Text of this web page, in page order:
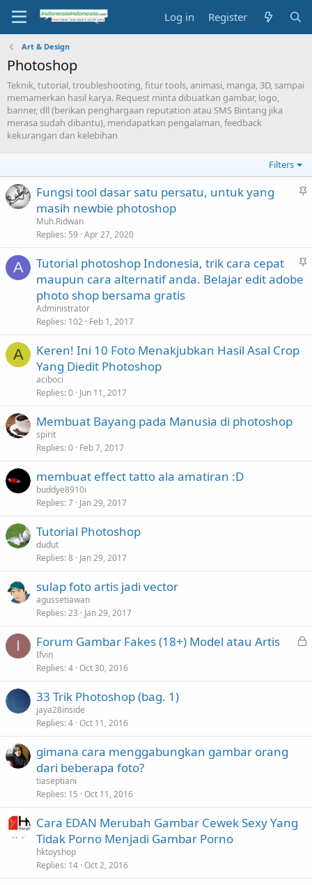
Log in Register
Art & Design
Photoshop
Teknik, tutorial, troubleshooting, fitur tools, animasi, manga, 3D, sampai
memamerkan hasil karya. Request minta dibuatkan gambar, logo,
banner, dll (berikan penghargaan reputation atau SMS Bintang jika
merasa sudah dibantu), mendapatkan pengalaman, feedback
kekurangan dan kelebihan
Filters
S
y
Fungsi tool dasar satu persatu, untuk yang
masih newbie photoshop
Muh.Ridwan
Replies 59 Apr 27, 2020
A
S
Tutorial photoshop Indonesia, trik cara cepat
maupun cara alternatif anda. Belajar edit adobe
photo shop bersama gratis
Administrator
Replies 102 Feb 1, 2017
A
Keren! Ini 10 Foto Menakjubkan Hasil Asal Crop
Yang Diedit Photoshop
aciboci
Replies 0 Jun 11, 2017
Membuat Bayang pada Manusia di photoshop
spirit
Replies 0 Feb 7, 2017
membuat effect tatto ala amatiran :D
buddye8910i
Replies 7 Jan 29, 2017
Tutorial Photoshop
dudut
Replies 8 Jan 29, 2017
sulap foto artis jadi vector
agussetiawan
Replies 23 Jan 29, 2017
I
L
Forum Gambar Fakes (18+) Model atau Artis
Ifvin
Replies 4 Oct 30, 2016
33 Trik Photoshop (bag. 1)
jaya28inside
Replies 4 Oct 11, 2016
gimana cara menggabungkan gambar orang
dari beberapa foto?
tiaseptiani
Replies 15 Oct 11, 2016
Cara EDAN Merubah Gambar Cewek Sexy Yang
Tidak Porno Menjadi Gambar Porno
hktoyshop
Replies 14 Oct 2, 2016